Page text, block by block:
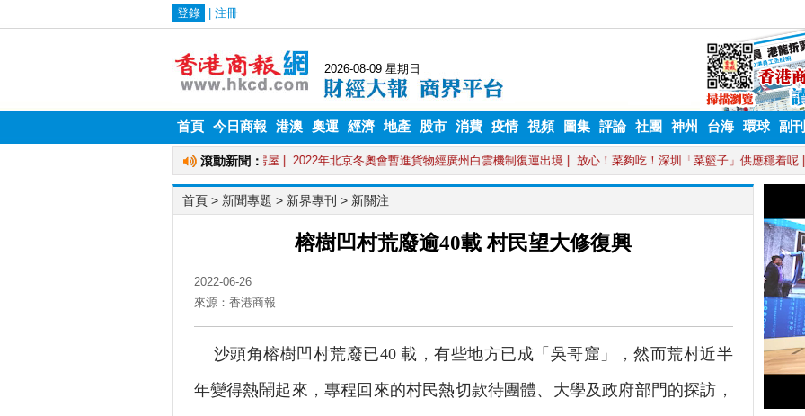
首頁 今日商報 港澳 奧運 經濟 地產 股市 消費 疫情 視頻 圖集 評論 社團 神州 台海 環球 副刊
首頁 > 新聞專題 > 新界專刊 > 新關注
榕樹凹村荒廢逾40載 村民望大修復興
2022-06-26
來源：香港商報
沙頭角榕樹凹村荒廢已40 載，有些地方已成「吳哥窟」，然而荒村近半
年變得熱鬧起來，專程回來的村民熱切款待團體、大學及政府部門的探訪，